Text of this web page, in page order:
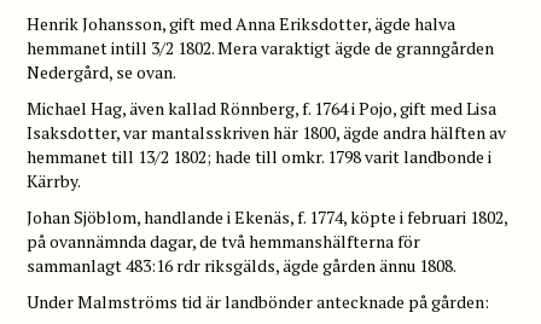
Henrik Johansson, gift med Anna Eriksdotter, ägde halva
hemmanet intill 3/2 1802. Mera varaktigt ägde de granngården
Nedergård, se ovan.
Michael Hag, även kallad Rönnberg, f. 1764 i Pojo, gift med Lisa
Isaksdotter, var mantalsskriven här 1800, ägde andra hälften av
hemmanet till 13/2 1802; hade till omkr. 1798 varit landbonde i
Kärrby.
Johan Sjöblom, handlande i Ekenäs, f. 1774, köpte i februari 1802,
på ovannämnda dagar, de två hemmanshälfterna för
sammanlagt 483:16 rdr riksgälds, ägde gården ännu 1808.
Under Malmströms tid är landbönder antecknade på gården: